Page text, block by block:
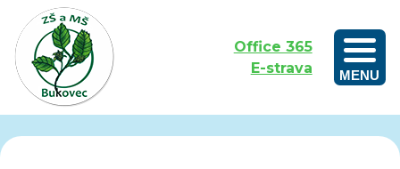
Office 365
E-strava
MENU